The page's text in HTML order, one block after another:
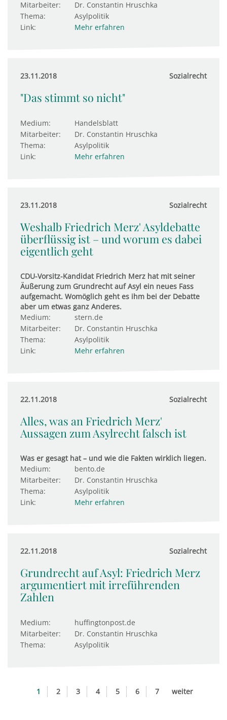
Mitarbeiter:
Dr. Constantin Hruschka
Thema:
Asylpolitik
Link:
Mehr erfahren
23.11.2018 Sozialrecht
"Das stimmt so nicht"
Medium:
Handelsblatt
Mitarbeiter:
Dr. Constantin Hruschka
Thema:
Asylpolitik
Link:
Mehr erfahren
23.11.2018 Sozialrecht
Weshalb Friedrich Merz' Asyldebatte
überflüssig ist – und worum es dabei
eigentlich geht
CDU-Vorsitz-Kandidat Friedrich Merz hat mit seiner
Äußerung zum Grundrecht auf Asyl ein neues Fass
aufgemacht. Womöglich geht es ihm bei der Debatte
aber um etwas ganz Anderes.
Medium:
stern.de
Mitarbeiter:
Dr. Constantin Hruschka
Thema:
Asylpolitik
Link:
Mehr erfahren
22.11.2018 Sozialrecht
Alles, was an Friedrich Merz'
Aussagen zum Asylrecht falsch ist
Was er gesagt hat – und wie die Fakten wirklich liegen.
Medium:
bento.de
Mitarbeiter:
Dr. Constantin Hruschka
Thema:
Asylpolitik
Link:
Mehr erfahren
22.11.2018 Sozialrecht
Grundrecht auf Asyl: Friedrich Merz
argumentiert mit irreführenden
Zahlen
Medium:
huffingtonpost.de
Mitarbeiter:
Dr. Constantin Hruschka
Thema:
Asylpolitik
1 2 3 4 5 6 7 weiter